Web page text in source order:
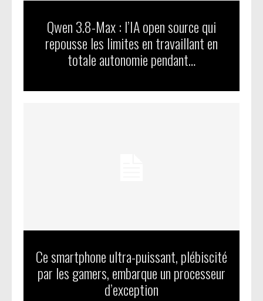
Qwen 3.8-Max : l’IA open source qui
repousse les limites en travaillant en
totale autonomie pendant…
Ce smartphone ultra-puissant, plébiscité
par les gamers, embarque un processeur
d’exception